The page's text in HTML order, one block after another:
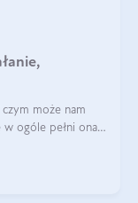
może nam
ogóle pełni ona